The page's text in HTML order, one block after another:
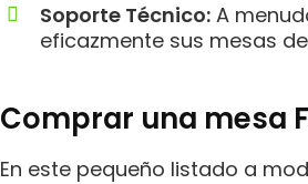
Soporte Técnico: A
eficazmente sus mesas
Comprar una mesa
En este pequeño listado a